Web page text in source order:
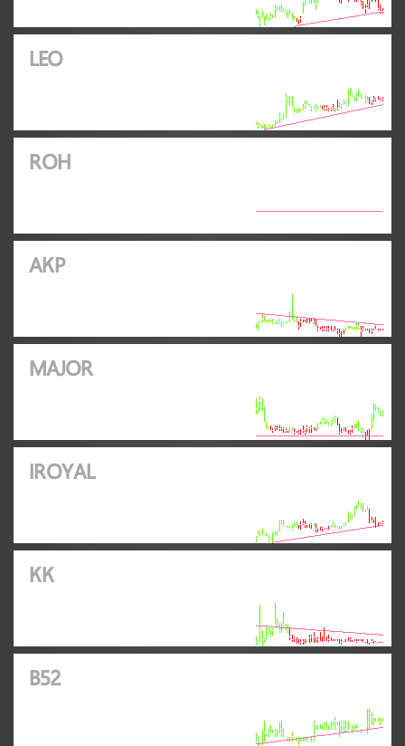
LEO
ROH
AKP
MAJOR
IROYAL
KK
B52